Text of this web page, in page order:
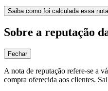
Saiba como foi calculada essa nota
Sobre a reputação
Fechar
A nota de reputação refere-se a
compra oferecida aos clientes.